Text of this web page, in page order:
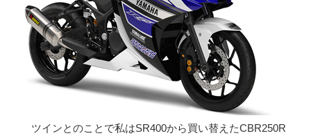
ツインとのことで私はSR400から買い替えたCBR250R